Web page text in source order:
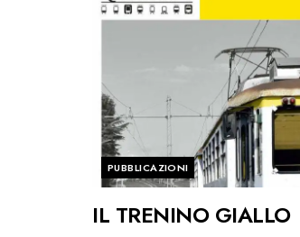
PUBBLICAZIONI
IL TRENINO GIALLO